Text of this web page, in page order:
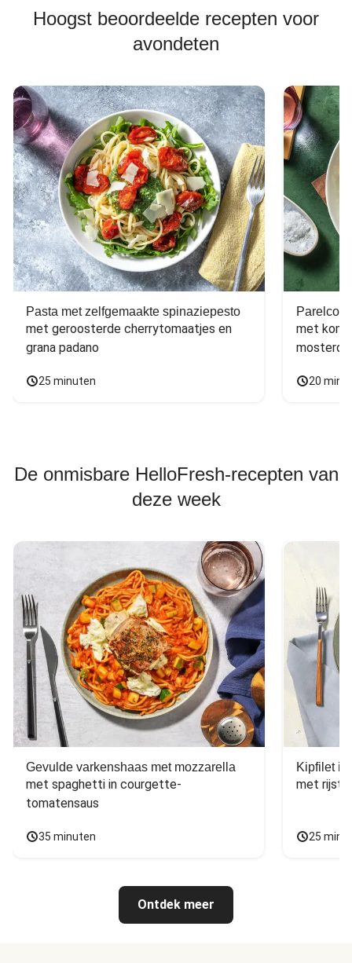
Hoogst beoordeelde recepten voor
avondeten
Pasta met zelfgemaakte spinaziepesto
met geroosterde cherrytomaatjes en
grana padano
25 minuten
met
20
De onmisbare HelloFresh-recepten van
deze week
Gevulde varkenshaas met mozzarella
met spaghetti in courgette-
tomatensaus
35 minuten
Kipfilet in
met rijst,
25
Ontdek meer